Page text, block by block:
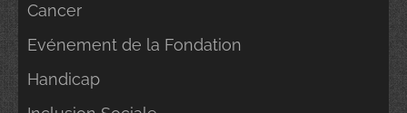
Cancer
Evénement de la Fondation
Handicap